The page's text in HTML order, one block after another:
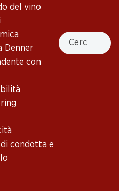
del vino
Denner
con
condotta e
Cercare
Bottiglia: 14.95
2023